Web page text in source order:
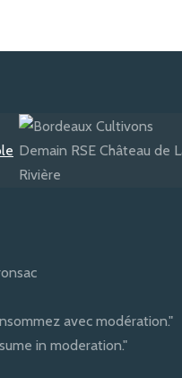
avec modération."
in moderation."